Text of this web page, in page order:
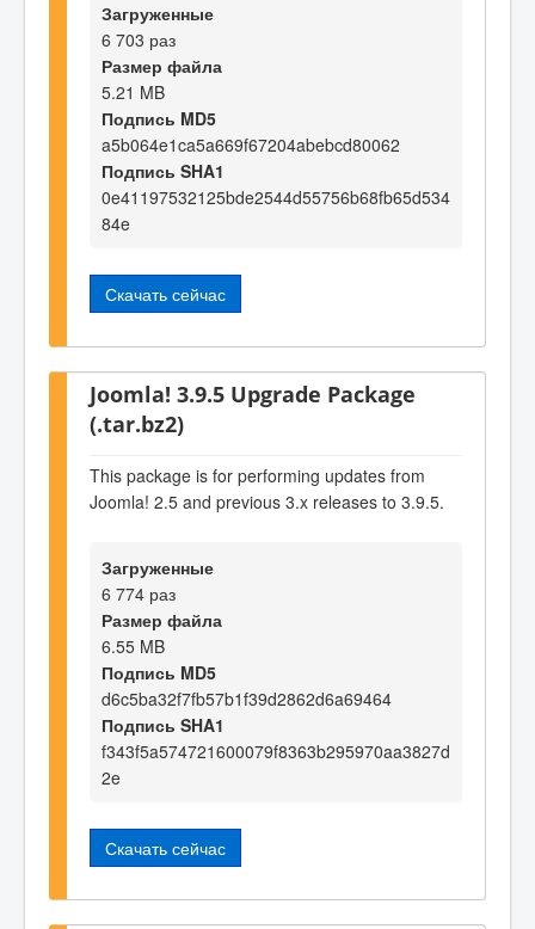
Загруженные
6 703 раз
Размер файла
5.21 MB
Подпись MD5
a5b064e1ca5a669f67204abebcd80062
Подпись SHA1
0e41197532125bde2544d55756b68fb65d534
84e
Скачать сейчас
Joomla! 3.9.5 Upgrade Package
(.tar.bz2)
This package is for performing updates from
Joomla! 2.5 and previous 3.x releases to 3.9.5.
Загруженные
6 774 раз
Размер файла
6.55 MB
Подпись MD5
d6c5ba32f7fb57b1f39d2862d6a69464
Подпись SHA1
f343f5a574721600079f8363b295970aa3827d
2e
Скачать сейчас